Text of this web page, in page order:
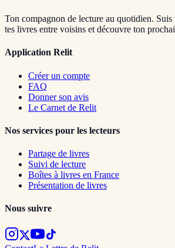
Ton compagnon de lecture au quotidien. Suis
tes livres entre voisins et découvre ton
Application Relit
Créer un compte
FAQ
Donner son avis
Le Carnet de Relit
Nos services pour les lecteurs
Partage de livres
Suivi de lecture
Boîtes à livres en France
Présentation de livres
Nous suivre